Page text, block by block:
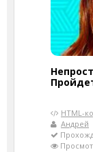
HTML-
Андрей